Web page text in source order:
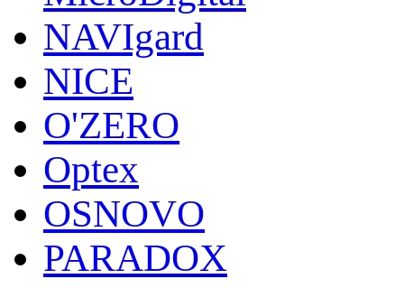
NAVIgard
NICE
O'ZERO
Optex
OSNOVO
PARADOX